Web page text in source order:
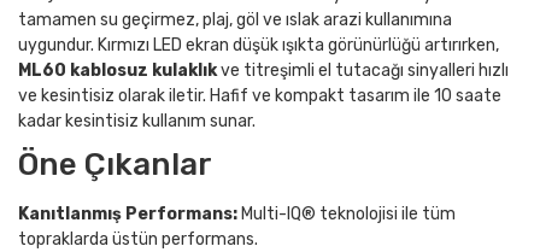
tamamen su geçirmez, plaj, göl ve ıslak arazi kullanımına
uygundur. Kırmızı LED ekran düşük ışıkta görünürlüğü artırırken,
ML60 kablosuz kulaklıkve titreşimli el tutacağı sinyalleri hızlı
ve kesintisiz olarak iletir. Hafif ve kompakt tasarım ile 10 saate
kadar kesintisiz kullanım sunar.
Öne Çıkanlar
Kanıtlanmış Performans: Multi-IQ® teknolojisi ile tüm
topraklarda üstün performans.